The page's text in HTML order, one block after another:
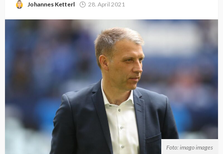
Johannes Ketterl 28. April 2021
Foto: imago images